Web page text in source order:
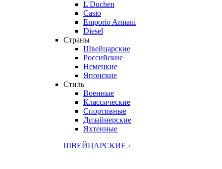
L'Duchen
Casio
Emporio Armani
Diesel
Страны
Швейцарские
Российские
Немецкие
Японские
Стиль
Военные
Классические
Спортивные
Дизайнерские
Яхтенные
ШВЕЙЦАРСКИЕ ›